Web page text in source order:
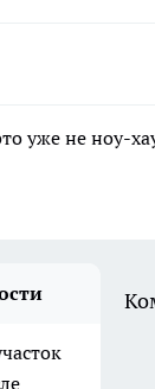
уже не ноу-